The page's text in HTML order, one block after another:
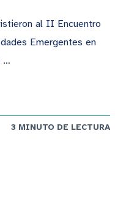
al II Encuentro
Emergentes en
…
3 MINUTO DE LECTURA